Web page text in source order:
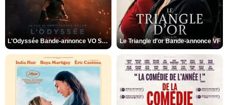
L'Odyssée Bande-annonce VO STFR Le Triangle d'or Bande-annonce VF